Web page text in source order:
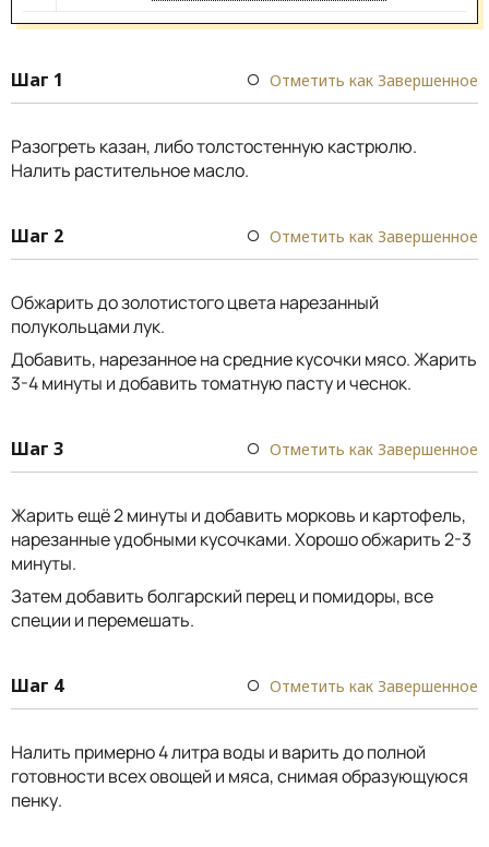
Шаг 1 Отметить как Завершенное
Разогреть казан, либо толстостенную кастрюлю.
Налить растительное масло.
Шаг 2 Отметить как Завершенное
Обжарить до золотистого цвета нарезанный
полукольцами лук.
Добавить, нарезанное на средние кусочки мясо. Жарить
3-4 минуты и добавить томатную пасту и чеснок.
Шаг 3 Отметить как Завершенное
Жарить ещё 2 минуты и добавить морковь и картофель,
нарезанные удобными кусочками. Хорошо обжарить 2-3
минуты.
Затем добавить болгарский перец и помидоры, все
специи и перемешать.
Шаг 4 Отметить как Завершенное
Налить примерно 4 литра воды и варить до полной
готовности всех овощей и мяса, снимая образующуюся
пенку.